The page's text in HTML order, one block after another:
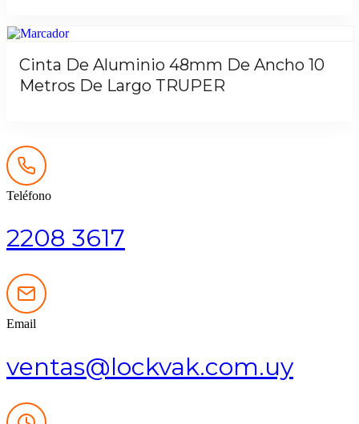
Cinta De Aluminio 48mm De Ancho 10
Metros De Largo TRUPER
Teléfono
2208 3617
Email
ventas@lockvak.com.uy